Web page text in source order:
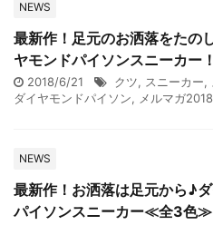
NEWS
最新作！足元のお洒落をたの
ヤモンドパイソンスニーカー！
2018/6/21 クツ, スニーカー,
ダイヤモンドパイソン, メルマガ
NEWS
最新作！お洒落は足元から♪
パイソンスニーカー≪全3色≫